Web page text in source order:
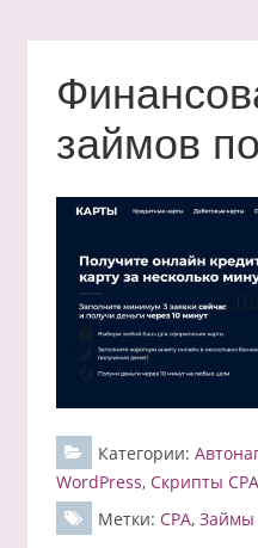
займов
Категории:
WordPress, Скрипты
Метки: CPA, Займы